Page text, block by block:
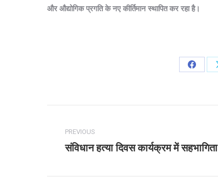
और औद्योगिक प्रगति के नए कीर्तिमान स्थापित कर रहा है।
Share
navigation
PREVIOUS
Previous
संविधान हत्या दिवस कार्यक्रम में सहभागिता